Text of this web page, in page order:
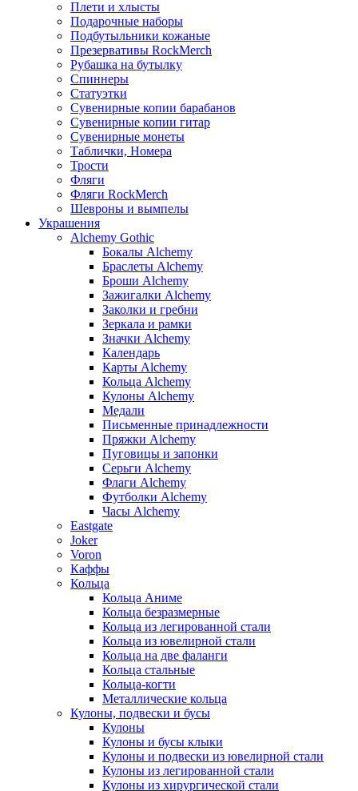
Плети и хлысты
Подарочные наборы
Подбутыльники кожаные
Презервативы RockMerch
Рубашка на бутылку
Спиннеры
Статуэтки
Сувенирные копии барабанов
Сувенирные копии гитар
Сувенирные монеты
Таблички, Номера
Трости
Фляги
Фляги RockMerch
Шевроны и вымпелы
Украшения
Alchemy Gothic
Бокалы Alchemy
Браслеты Alchemy
Броши Alchemy
Зажигалки Alchemy
Заколки и гребни
Зеркала и рамки
Значки Alchemy
Календарь
Карты Alchemy
Кольца Alchemy
Кулоны Alchemy
Медали
Письменные принадлежности
Пряжки Alchemy
Пуговицы и запонки
Серьги Alchemy
Флаги Alchemy
Футболки Alchemy
Часы Alchemy
Eastgate
Joker
Voron
Каффы
Кольца
Кольца Аниме
Кольца безразмерные
Кольца из легированной стали
Кольца из ювелирной стали
Кольца на две фаланги
Кольца стальные
Кольца-когти
Металлические кольца
Кулоны, подвески и бусы
Кулоны
Кулоны и бусы клыки
Кулоны и подвески из ювелирной стали
Кулоны из легированной стали
Кулоны из хирургической стали